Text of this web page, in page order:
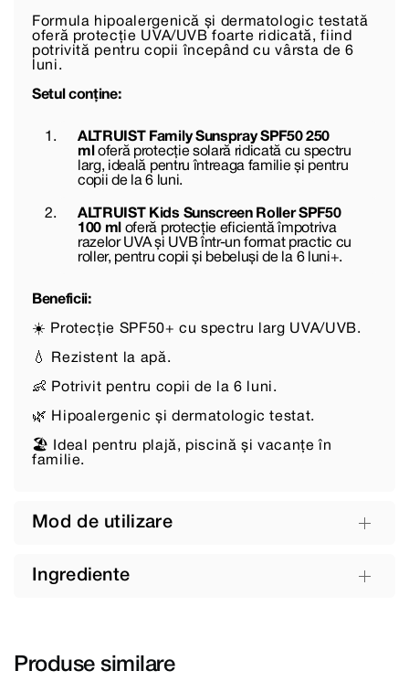
Formula hipoalergenică și dermatologic testată
oferă protecție UVA/UVB foarte ridicată, fiind
potrivită pentru copii începând cu vârsta de 6
luni.
Setul conține:
ALTRUIST Family Sunspray SPF50 250
ml oferă protecție solară ridicată cu spectru
larg, ideală pentru întreaga familie și pentru
copii de la 6 luni.
ALTRUIST Kids Sunscreen Roller SPF50
100 ml oferă protecție eficientă împotriva
razelor UVA și UVB într-un format practic cu
roller, pentru copii și bebeluși de la 6 luni+.
Beneficii:
☀️ Protecție SPF50+ cu spectru larg UVA/UVB.
💧 Rezistent la apă.
👶 Potrivit pentru copii de la 6 luni.
🌿 Hipoalergenic și dermatologic testat.
🏖️ Ideal pentru plajă, piscină și vacanțe în
familie.
Mod de utilizare
Ingrediente
Produse similare